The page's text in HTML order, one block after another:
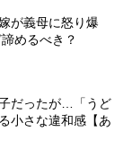
が義母に怒り爆
めるべき？
だったが…「うど
小さな違和感【あ